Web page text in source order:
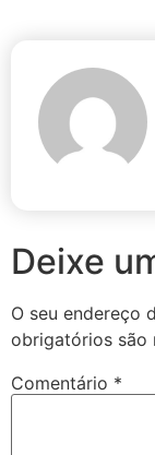
Deixe
O seu endereço
obrigatórios são
Comentário *